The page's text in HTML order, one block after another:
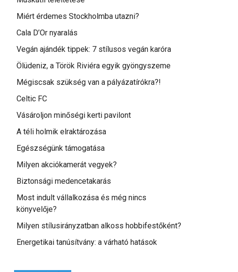
Miért érdemes Stockholmba utazni?
Cala D’Or nyaralás
Vegán ajándék tippek: 7 stílusos vegán karóra
Ölüdeniz, a Török Riviéra egyik gyöngyszeme
Mégiscsak szükség van a pályázatírókra?!
Celtic FC
Vásároljon minőségi kerti pavilont
A téli holmik elraktározása
Egészségünk támogatása
Milyen akciókamerát vegyek?
Biztonsági medencetakarás
Most indult vállalkozása és még nincs
könyvelője?
Milyen stílusirányzatban alkoss hobbifestőként?
Energetikai tanúsítvány: a várható hatások